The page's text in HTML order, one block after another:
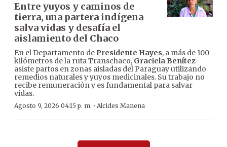
Entre yuyos y caminos de
tierra, una partera indígena
salva vidas y desafía el
aislamiento del Chaco
En el Departamento de Presidente Hayes, a más de 100
kilómetros de la ruta Transchaco, Graciela Benítez
asiste partos en zonas aisladas del Paraguay utilizando
remedios naturales y yuyos medicinales. Su trabajo no
recibe remuneración y es fundamental para salvar
vidas.
Agosto 9, 2026 04:15 p. m. · Alcides Manena